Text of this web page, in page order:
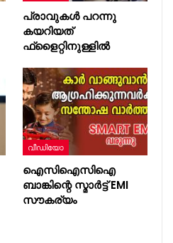
പ്രാവുകൾ പറന്നു
കയറിയത്
ഫ്ളൈറ്റിനുള്ളിൽ
വീഡിയോ
ഐസിഐസിഐ
ബാങ്കിന്റെ സ്മാർട്ട് EMI
സൗകര്യം